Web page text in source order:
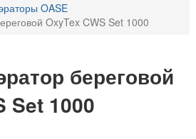
OASE
OxyTex CWS Set 1000
береговой
Set 1000